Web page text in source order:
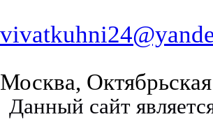
Москва,
Данный сайт